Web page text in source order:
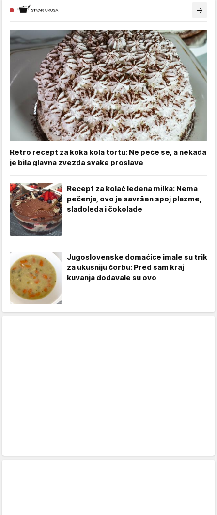
Retro recept za koka kola tortu: Ne peče se, a nekada
je bila glavna zvezda svake proslave
Recept za kolač ledena milka: Nema
pečenja, ovo je savršen spoj plazme,
sladoleda i čokolade
Jugoslovenske domaćice imale su trik
za ukusniju čorbu: Pred sam kraj
kuvanja dodavale su ovo